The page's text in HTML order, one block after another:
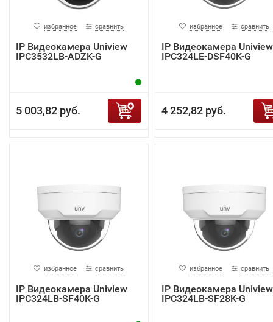
избранное сравнить
IP Видеокамера Uniview
IPC3532LB-ADZK-G
5 003,82 руб.
избранное сравнить
IP Видеокамера Uniview
IPC324LE-DSF40K-G
4 252,82 руб.
избранное сравнить
IP Видеокамера Uniview
IPC324LB-SF40K-G
избранное сравнить
IP Видеокамера Uniview
IPC324LB-SF28K-G